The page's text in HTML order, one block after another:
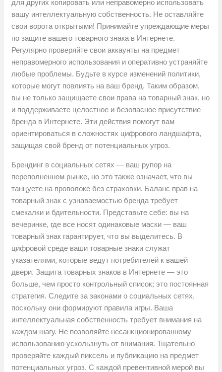
для других копировать или неправомерно использовать
вашу интеллектуальную собственность. Не оставляйте
свои ворота открытыми! Принимайте упреждающие меры
по защите вашего товарного знака в Интернете.
Регулярно проверяйте свои аккаунты на предмет
неправомерного использования и оперативно устраняйте
любые проблемы. Будьте в курсе изменений политики,
которые могут повлиять на ваш бренд. Таким образом,
вы не только защищаете свои права на товарный знак, но
и поддерживаете целостное и безопасное присутствие
бренда в Интернете. Эти действия помогут вам
ориентироваться в сложностях цифрового ландшафта,
защищая свой бренд от потенциальных угроз.
Брендинг в социальных сетях — ваш рупор на
переполненном рынке, но это также означает, что вы
танцуете на проволоке без страховки. Баланс прав на
товарный знак с узнаваемостью бренда требует
смекалки и бдительности. Представьте себе: вы на
вечеринке, где все носят одинаковые маски — ваш
товарный знак гарантирует, что вы выделитесь. В
цифровой среде ваши товарные знаки служат
указателями, которые ведут потребителей к вашей
двери. Защита товарных знаков в Интернете — это
больше, чем просто контрольный список; это постоянная
стратегия. Следите за законами о социальных сетях,
поскольку они формируют правила игры. Ваша
интеллектуальная собственность требует внимания на
каждом шагу. Не позволяйте несанкционированному
использованию ускользнуть от внимания. Тщательно
проверяйте каждый пиксель и публикацию на предмет
потенциальных угроз. С каждой превентивной мерой вы